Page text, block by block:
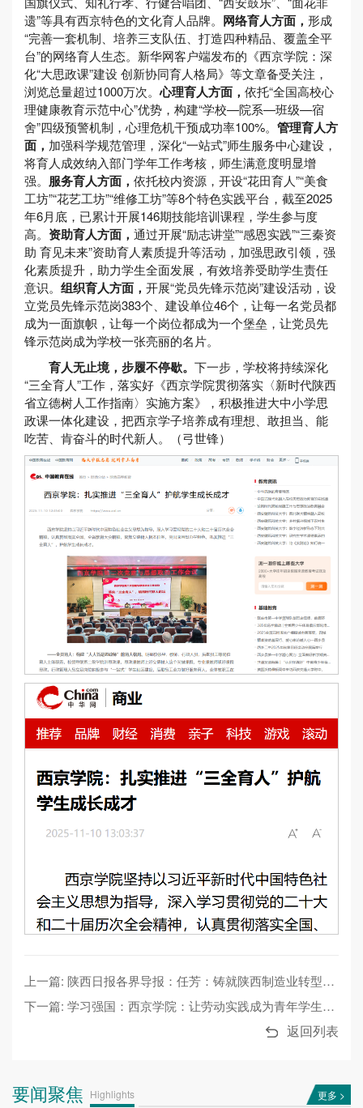
遗”等具有西京特色的文化育人品牌。 网络育人方面， 形成
“完善一套机制、培养三支队伍、打造四种精品、覆盖全平
台”的网络育人生态。新华网客户端发布的《西京学院：深
化“大思政课”建设 创新协同育人格局》等文章备受关注，
浏览总量超过1000万次。心理育人方面， 依托“全国高校心
理健康教育示范中心”优势，构建“学校—院系—班级—宿
舍”四级预警机制，心理危机干预成功率100%。 管理育人方
面， 加强科学规范管理，深化“一站式”师生服务中心建设，
将育人成效纳入部门学年工作考核，师生满意度明显增
强。 服务育人方面， 依托校内资源，开设“花田育人”“美食
工坊”“花艺工坊”“维修工坊”等8个特色实践平台，截至2025
年6月底，已累计开展146期技能培训课程，学生参与度
高。 资助育人方面， 通过开展“励志讲堂”“感恩实践”“三秦资
助 育见未来”资助育人素质提升等活动，加强思政引领，强
化素质提升，助力学生全面发展，有效培养受助学生责任
意识。 组织育人方面， 开展“党员先锋示范岗”建设活动，设
立党员先锋示范岗383个、建设单位46个，让每一名党员都
成为一面旗帜，让每一个岗位都成为一个堡垒，让党员先
锋示范岗成为学校一张亮丽的名片。
育人无止境，步履不停歇。 下一步，学校将持续深化
“三全育人”工作，落实好《西京学院贯彻落实〈新时代陕西
省立德树人工作指南〉实施方案》，积极推进大中小学思
政课一体化建设，把西京学子培养成有理想、敢担当、能
吃苦、肯奋斗的时代新人。（弓世锋）
上一篇: 陕西日报各界导报：任芳：铸就陕西制造业转型升级新引擎
下一篇: 学习强国：西京学院：让劳动实践成为青年学生的成长标配
返回列表
要闻聚焦 Highlights 更多 >